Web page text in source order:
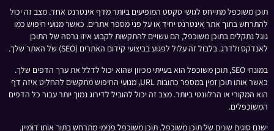
תוכן משוכפל מתייחס לגושי טקסט המופיעים ביותר מדף אינטרנט אחד. מצב זה יכול
להתרחש בתוך אתר אינטרנט יחיד או על פני מספר אתרים. כאשר מנועי חיפוש כמו
גוגל נתקלים בתוכן משוכפל, הם עשויים להתקשות לקבוע איזו גרסה של התוכן
לאנדקס ולדרג. בלבול זה עלול לפגוע בביצועי קידום האתרים (SEO) של האתר שלך.
במונחי SEO, תוכן משוכפל הוא בעייתי מכיוון שהוא יכול לדלל את ערך הדפים שלך.
כאשר אותו תוכן זמין במספר כתובות URL, מנועי החיפוש מתקשים להחליט איזה דף
הוא המקורי או הרלוונטי ביותר. מצב זה יכול להוביל לדירוג נמוך יותר עבור כל הדפים
המשוכפלים.
ישנם סוגים שונים של תוכן משוכפל. תוכן משוכפל פנימי מתרחש בתוך אותו דומיין,